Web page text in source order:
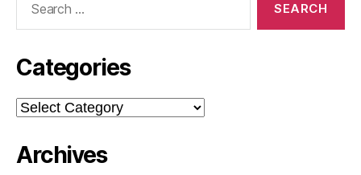
Categories
Categories
Archives